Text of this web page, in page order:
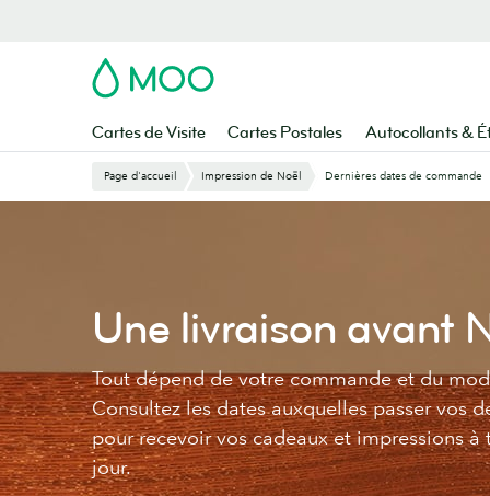
MOO
Cartes de Visite Cartes Postales Autocollants &
Page d'accueil Impression de Noël Dernières dates de commande
Une livraison avant
Tout dépend de votre commande et du
Consultez les dates auxquelles passer vos
pour recevoir vos cadeaux et impressions
jour.